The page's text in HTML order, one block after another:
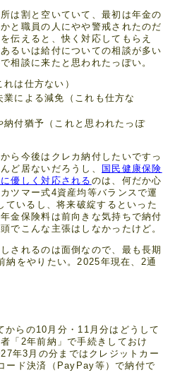
は割と空いていて、最初は年金の
と職員の人にやや警戒されたのだ
伝えると、快く対応してもらえ
るいは給付についての相談が多い
相談に来たと思われたっぽい。
は仕方ない）
による減免（これも仕方な
納付猶予（これと思われたっぽ
ら今後はクレカ納付したいですっ
ど居ないだろうし、
国民健康保険
優しく対応される のは、何だか心
ツマー式4資産均等バランスで運
ているし、将来破綻するといった
金保険料は前向きな気持ちで納付
でこんな主張はしなかったけど。
されるのは面倒なので、最も長期
納をやりたい。2025年現在、2通
らの10月分・11月分はどうして
「2年前納」で手続きしておけ
年3月の分まではクレジットカー
ード決済（PayPay等）で納付で